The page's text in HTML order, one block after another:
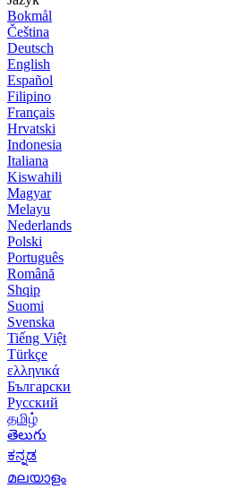
Bokmål
Čeština
Deutsch
English
Español
Filipino
Français
Hrvatski
Indonesia
Italiana
Kiswahili
Magyar
Melayu
Nederlands
Polski
Português
Română
Shqip
Suomi
Svenska
Tiếng Việt
Türkçe
ελληνικά
Български
Русский
தமிழ்
తెలుగు
ಕನ್ನಡ
മലയാളം